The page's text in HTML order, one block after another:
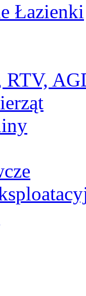
Łazienki
RTV,